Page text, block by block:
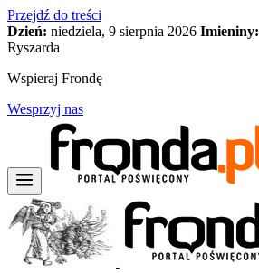
Przejdź do treści
Dzień: niedziela, 9 sierpnia 2026 Imieniny:
Ryszarda
Wspieraj Frondę
Wesprzyj nas